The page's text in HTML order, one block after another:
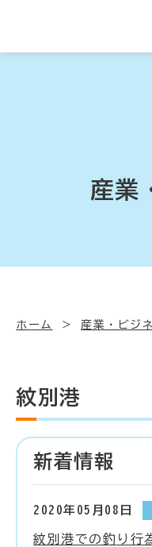
産業
ホーム 産業・ビジ
紋別港
新着情報
2020年05月08日
紋別港での釣り行